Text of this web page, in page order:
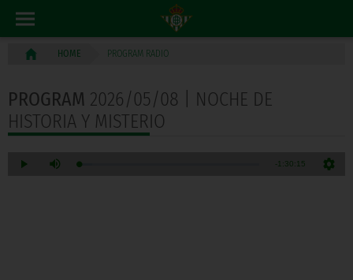
HOME PROGRAM RADIO
PROGRAM 2026/05/08 | NOCHE DE
HISTORIA Y MISTERIO